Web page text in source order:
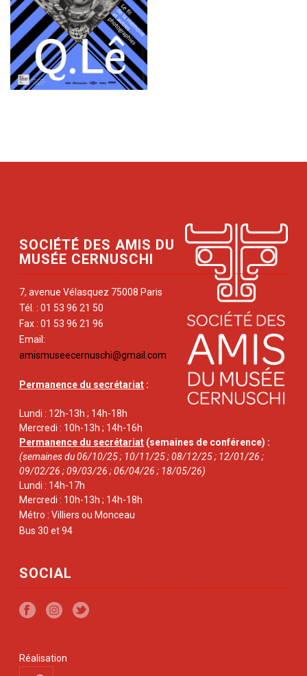
SOCIÉTÉ DES AMIS DU
MUSÉE CERNUSCHI
7, avenue Vélasquez 75008 Paris
Tél. : 01 53 96 21 50
Fax : 01 53 96 21 96
Email:
amismuseecernuschi@gmail.com
Permanence du secrétariat :
Lundi : 12h-13h ; 14h-18h
Mercredi : 10h-13h ; 14h-16h
Permanence du secrétariat (semaines de conférence) :
(semaines du 06/10/25 ; 10/11/25 ; 08/12/25 ; 12/01/26 ;
09/02/26 ; 09/03/26 ; 06/04/26 ; 18/05/26)
Lundi : 14h-17h
Mercredi : 10h-13h ; 14h-18h
Métro : Villiers ou Monceau
Bus 30 et 94
SOCIAL
Réalisation